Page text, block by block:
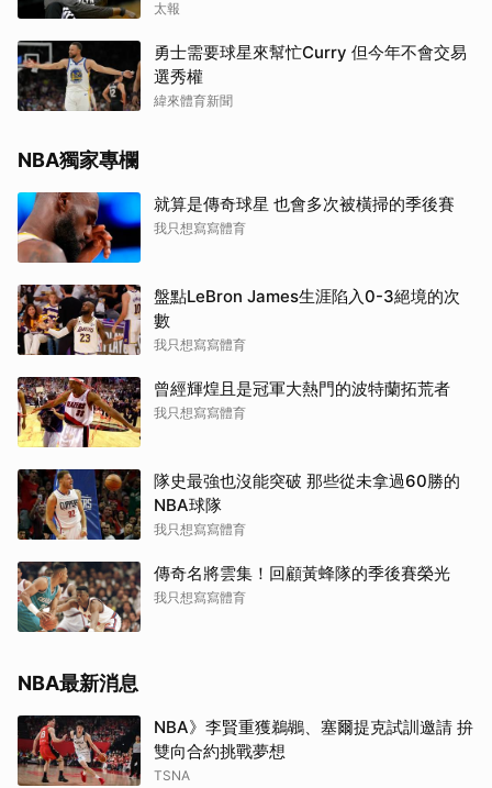
太報
勇士需要球星來幫忙Curry 但今年不會交易
選秀權
緯來體育新聞
NBA獨家專欄
就算是傳奇球星 也會多次被橫掃的季後賽
我只想寫寫體育
盤點LeBron James生涯陷入0-3絕境的次
數
我只想寫寫體育
曾經輝煌且是冠軍大熱門的波特蘭拓荒者
我只想寫寫體育
隊史最強也沒能突破 那些從未拿過60勝的
NBA球隊
我只想寫寫體育
傳奇名將雲集！回顧黃蜂隊的季後賽榮光
我只想寫寫體育
NBA最新消息
NBA》李賢重獲鵜鶘、塞爾提克試訓邀請 拚
雙向合約挑戰夢想
TSNA